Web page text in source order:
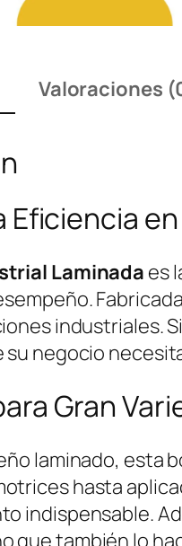
Valoraciones
Eficiencia
Laminadaes
industriales.
su negocio
Gran
laminado, esta
hasta
indispensable.
que también lo